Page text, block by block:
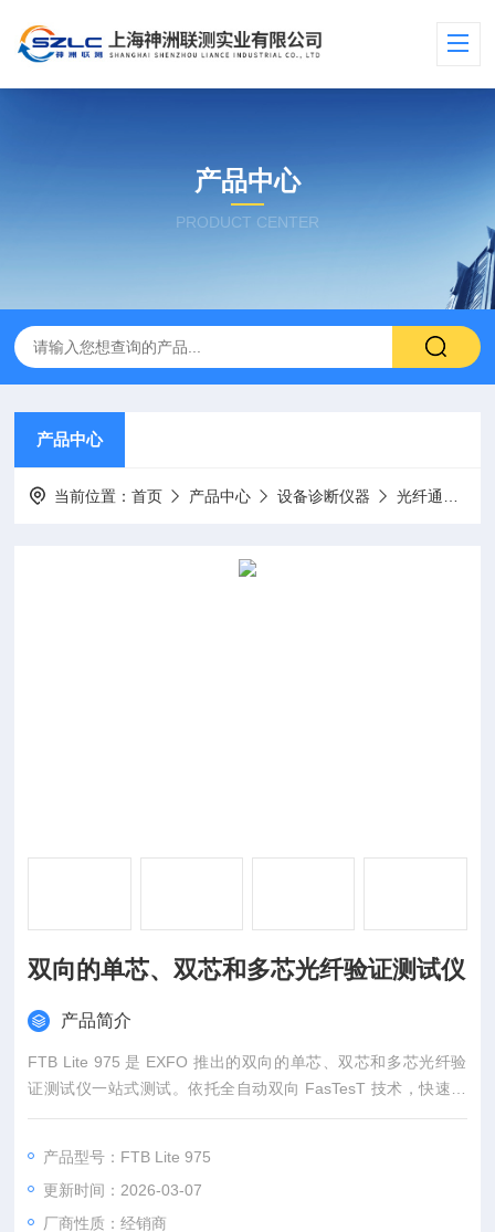
产品中心
PRODUCT CENTER
产品中心
当前位置：首页 产品中心 设备诊断仪器 光纤通讯仪器
双向的单芯、双芯和多芯光纤验证测试仪
产品简介
FTB Lite 975 是 EXFO 推出的双向的单芯、双芯和多芯光纤验
证测试仪一站式测试。依托全自动双向 FasTesT 技术，快速完
成插损、回损、长度与极性检测，适配单模 / 多模链路，兼容 L
据中心与企业布线标准，适用于光纤施工验收、运维排查与链路
认证，是机房与综合布线场景的高效测试工具。
产品型号：FTB Lite 975
更新时间：2026-03-07
厂商性质：经销商